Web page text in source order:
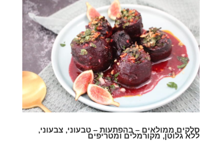
סלקים ממולאים – בהפתעות – טבעוני, צבעוני,
ללא גלוטן, מקורמלים ומטריפים